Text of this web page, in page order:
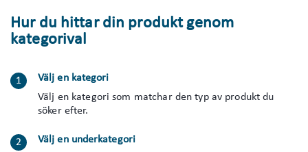
Hur du hittar din produkt genom
kategorival
Välj en kategori
Välj en kategori som matchar den typ av produkt du
söker efter.
Välj en underkategori